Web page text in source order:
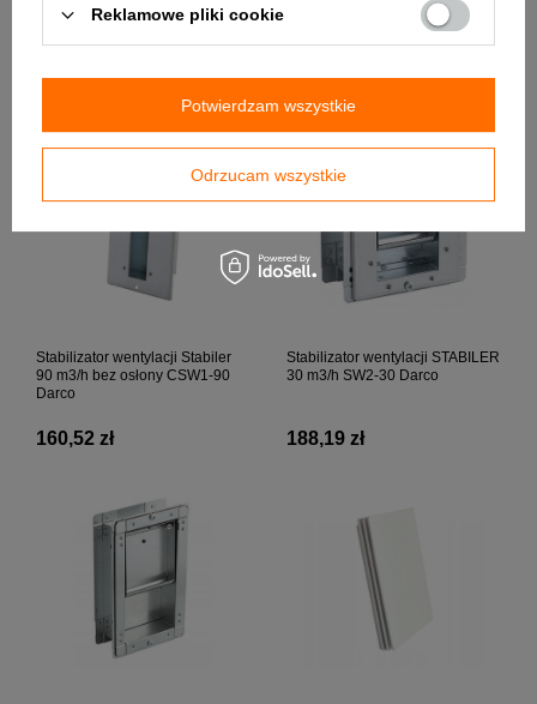
POLECANE
Stabilizator wentylacji Stabiler
90 m3/h bez osłony CSW1-90
Darco
160,52 zł
Stabilizator wentylacji STABILER
30 m3/h SW2-30 Darco
188,19 zł
Reklamowe pliki cookie
Odrzucam wszystkie
Potwierdzam wszystkie